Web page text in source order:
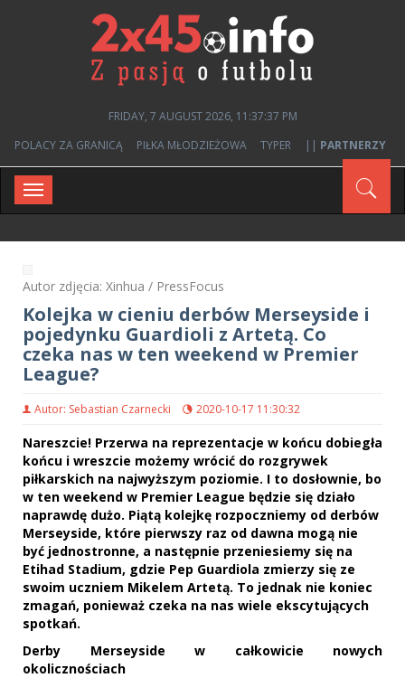
FRIDAY, 7 AUGUST 2026, 11:37:38 PM
POLACY ZA GRANICĄ
PIŁKA MŁODZIEŻOWA TYPER || PARTNERZY
Toggle
navigation
Autor zdjęcia: Xinhua / PressFocus
Kolejka w cieniu derbów Merseyside i
pojedynku Guardioli z Artetą. Co
czeka nas w ten weekend w Premier
League?
Autor: Sebastian Czarnecki 2020-10-17 11:30:32
Nareszcie! Przerwa na reprezentacje w końcu dobiegła
końcu i wreszcie możemy wrócić do rozgrywek
piłkarskich na najwyższym poziomie. I to dosłownie, bo
w ten weekend w Premier League będzie się działo
naprawdę dużo. Piątą kolejkę rozpoczniemy od derbów
Merseyside, które pierwszy raz od dawna mogą nie
być jednostronne, a następnie przeniesiemy się na
Etihad Stadium, gdzie Pep Guardiola zmierzy się ze
swoim uczniem Mikelem Artetą. To jednak nie koniec
zmagań, ponieważ czeka na nas wiele ekscytujących
spotkań.
Derby Merseyside w całkowicie nowych
okolicznościach